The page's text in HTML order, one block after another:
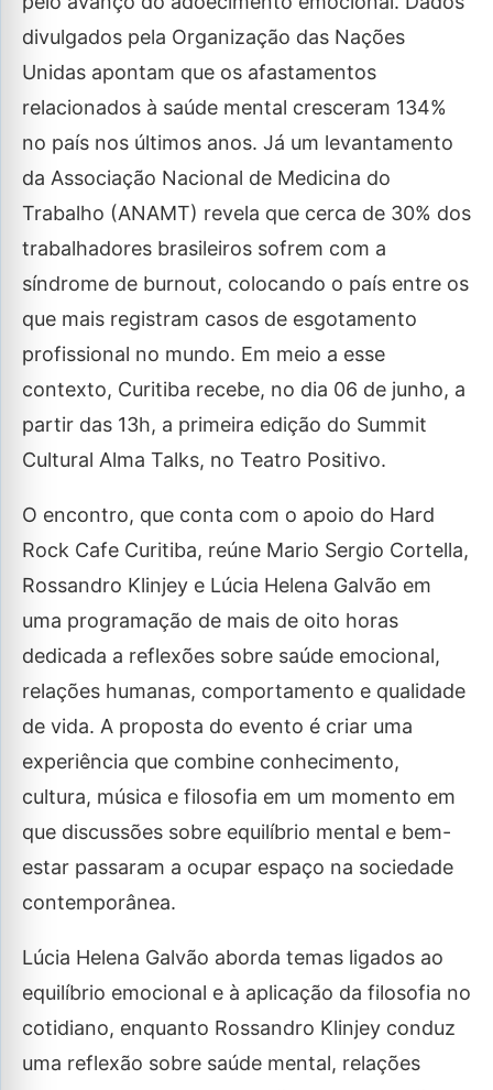
divulgados pela Organização das Nações
Unidas apontam que os afastamentos
relacionados à saúde mental cresceram 134%
no país nos últimos anos. Já um levantamento
da Associação Nacional de Medicina do
Trabalho (ANAMT) revela que cerca de 30% dos
trabalhadores brasileiros sofrem com a
síndrome de burnout, colocando o país entre os
que mais registram casos de esgotamento
profissional no mundo. Em meio a esse
contexto, Curitiba recebe, no dia 06 de junho, a
partir das 13h, a primeira edição do Summit
Cultural Alma Talks, no Teatro Positivo.
O encontro, que conta com o apoio do Hard
Rock Cafe Curitiba, reúne Mario Sergio Cortella,
Rossandro Klinjey e Lúcia Helena Galvão em
uma programação de mais de oito horas
dedicada a reflexões sobre saúde emocional,
relações humanas, comportamento e qualidade
de vida. A proposta do evento é criar uma
experiência que combine conhecimento,
cultura, música e filosofia em um momento em
que discussões sobre equilíbrio mental e bem-
estar passaram a ocupar espaço na sociedade
contemporânea.
Lúcia Helena Galvão aborda temas ligados ao
equilíbrio emocional e à aplicação da filosofia no
cotidiano, enquanto Rossandro Klinjey conduz
uma reflexão sobre saúde mental, relações